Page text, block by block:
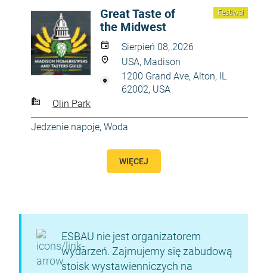
Festiwal
Great Taste of
the Midwest
Sierpień 08, 2026
USA, Madison
1200 Grand Ave, Alton, IL
62002, USA
Olin Park
Jedzenie napoje, Woda
WIĘCEJ
ESBAU nie jest organizatorem
wydarzeń. Zajmujemy się zabudową
stoisk wystawienniczych na